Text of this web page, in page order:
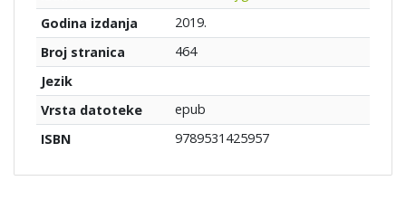
Godina izdanja
2019.
Broj stranica
464
Jezik
Vrsta datoteke
epub
ISBN
9789531425957